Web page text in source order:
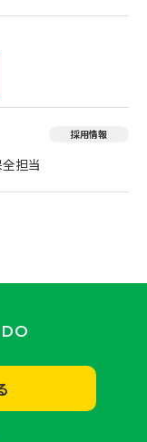
採用情報
担当